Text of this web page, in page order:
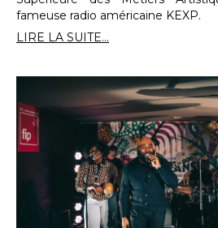
fameuse radio américaine KEXP.
LIRE LA SUITE...